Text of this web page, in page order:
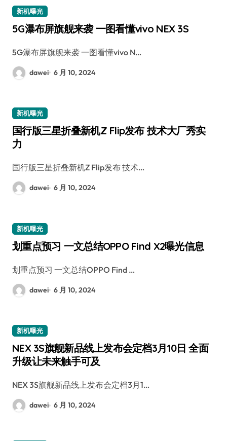
新机曝光
5G瀑布屏旗舰来袭 一图看懂vivo NEX 3S
5G瀑布屏旗舰来袭 一图看懂vivo N…
dawei 6 月 10, 2024
新机曝光
国行版三星折叠新机Z Flip发布 技术大厂秀实
力
国行版三星折叠新机Z Flip发布 技术…
dawei 6 月 10, 2024
新机曝光
划重点预习 一文总结OPPO Find X2曝光信息
划重点预习 一文总结OPPO Find …
dawei 6 月 10, 2024
新机曝光
NEX 3S旗舰新品线上发布会定档3月10日 全面
升级让未来触手可及
NEX 3S旗舰新品线上发布会定档3月1…
dawei 6 月 10, 2024